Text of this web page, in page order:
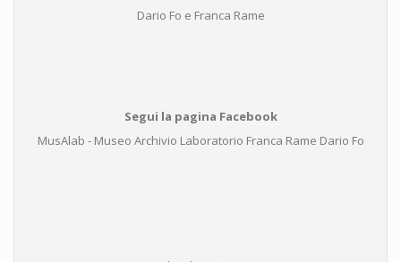
Dario Fo e Franca Rame
Segui la pagina Facebook
MusAlab - Museo Archivio Laboratorio Franca Rame Dario Fo